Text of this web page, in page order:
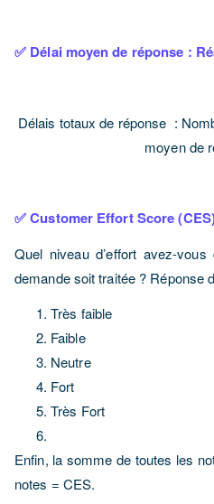
✅ Délai moyen de réponse :
Délais totaux de réponse :
moyen de
✅ Customer Effort Score
Quel niveau d’effort avez-
demande soit traitée ? Réponse
Très faible
Faible
Neutre
Fort
Très Fort
Enfin, la somme de toutes les
notes = CES.